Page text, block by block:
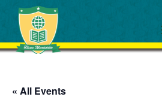
« All Events